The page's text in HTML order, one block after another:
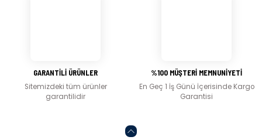
GARANTİLİ ÜRÜNLER
Sitemizdeki tüm ürünler
garantilidir
%100 MÜŞTERİ MEMNUNİYETİ
En Geç 1 İş Günü İçerisinde Kargo
Garantisi